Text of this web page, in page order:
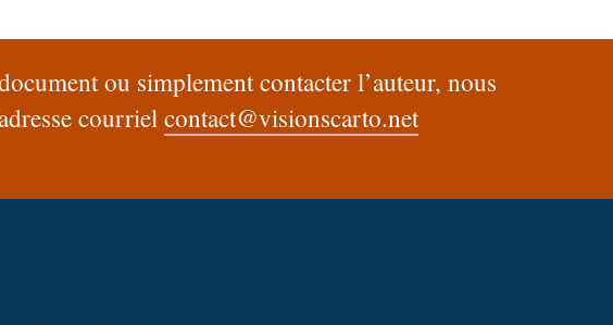
ou simplement contacter l’auteur, nous
courrielcontact@visionscarto.net